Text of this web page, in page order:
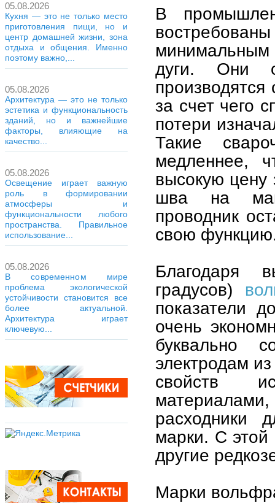
05.08.2026
Кухня — это не только место
приготовления пищи, но и
центр домашней жизни, зона
отдыха и общения. Именно
поэтому важно,...
05.08.2026
Архитектура — это не только
эстетика и функциональность
зданий, но и важнейшие
факторы, влияющие на
качество...
05.08.2026
Освещение играет важную
роль в формировании
атмосферы и
функциональности любого
пространства. Правильное
использование...
05.08.2026
В современном мире
проблема экологической
устойчивости становится все
более актуальной.
Архитектура играет
ключевую...
В
минимальным
дуги. Они
за счет чего
потери
Такие
медленнее,
высокую цену
шва на
проводник
свою
Благодаря
градусов)
показатели
очень
буквально
электродам
свойств
расходники
марки. С этой
другие
Марки